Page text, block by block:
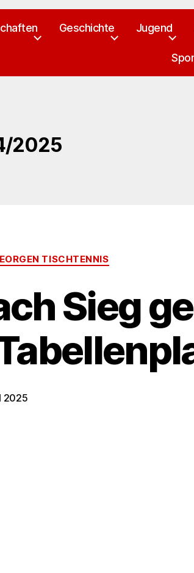
Geschichte Jugend
2025
TISCHTENNIS
Sieg
2025